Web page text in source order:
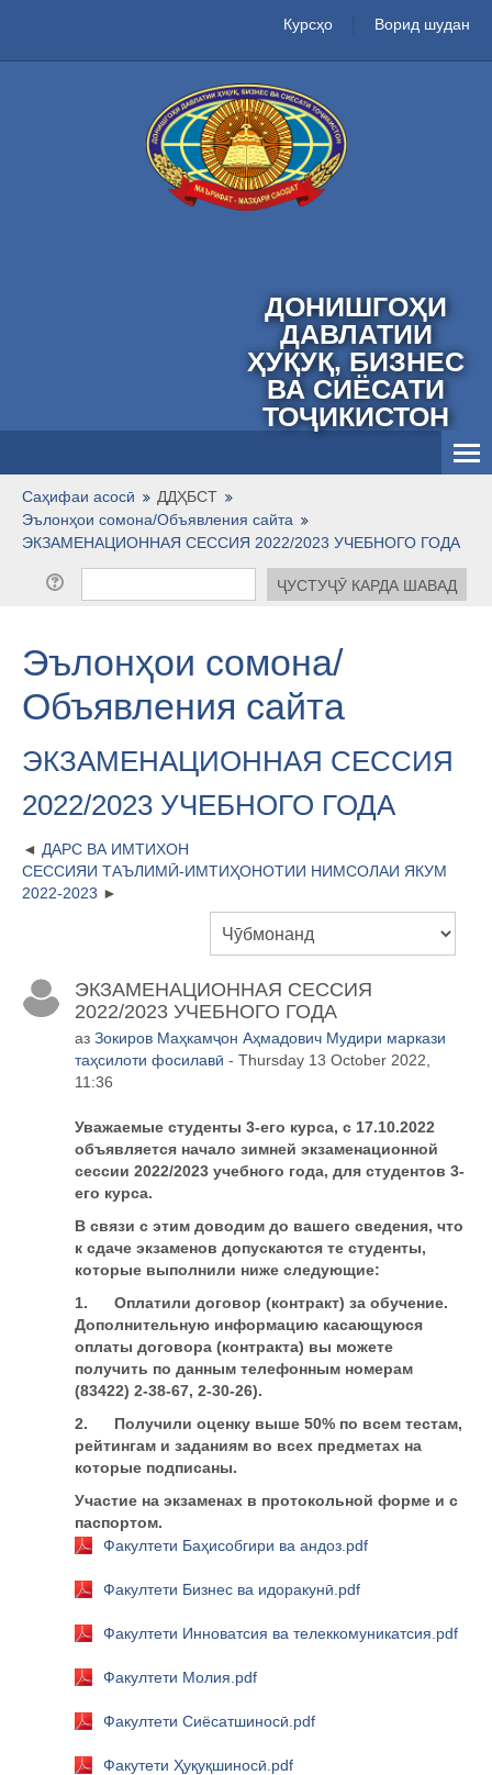
Курсҳо Ворид шудан
ДОНИШГОҲИ
ДАВЛАТИИ
ҲУҚУҚ, БИЗНЕС
ВА СИЁСАТИ
ТОҶИКИСТОН
Тоҷикӣ ‎(tj)‎
Саҳифаи асосӣ
ДДҲБСТ
Эълонҳои сомона/Объявления сайта
ЭКЗАМЕНАЦИОННАЯ СЕССИЯ 2022/2023 УЧЕБНОГО ГОДА
Эълонҳои сомона/
Объявления сайта
ЭКЗАМЕНАЦИОННАЯ СЕССИЯ
2022/2023 УЧЕБНОГО ГОДА
ДАРС ВА ИМТИХОН
СЕССИЯИ ТАЪЛИМӢ-ИМТИҲОНОТИИ НИМСОЛАИ ЯКУМ
2022-2023
ЭКЗАМЕНАЦИОННАЯ СЕССИЯ
2022/2023 УЧЕБНОГО ГОДА
аз Зокиров Маҳкамҷон Аҳмадович Мудири маркази
таҳсилоти фосилавӣ - Thursday 13 October 2022,
11:36
Уважаемые студенты 3-его курса, с 17.10.2022
объявляется начало зимней экзаменационной
сессии 2022/2023 учебного года, для студентов 3-
его курса.
В связи с этим доводим до вашего сведения, что
к сдаче экзаменов допускаются те студенты,
которые выполнили ниже следующие:
1. Оплатили договор (контракт) за обучение.
Дополнительную информацию касающуюся
оплаты договора (контракта) вы можете
получить по данным телефонным номерам
(83422) 2-38-67, 2-30-26).
2. Получили оценку выше 50% по всем тестам,
рейтингам и заданиям во всех предметах на
которые подписаны.
Участие на экзаменах в протокольной форме и с
паспортом.
Факултети Баҳисобгири ва андоз.pdf
Факултети Бизнес ва идоракунӣ.pdf
Факултети Инноватсия ва телеккомуникатсия.pdf
Факултети Молия.pdf
Факултети Сиёсатшиносӣ.pdf
Факутети Ҳуқуқшиносӣ.pdf